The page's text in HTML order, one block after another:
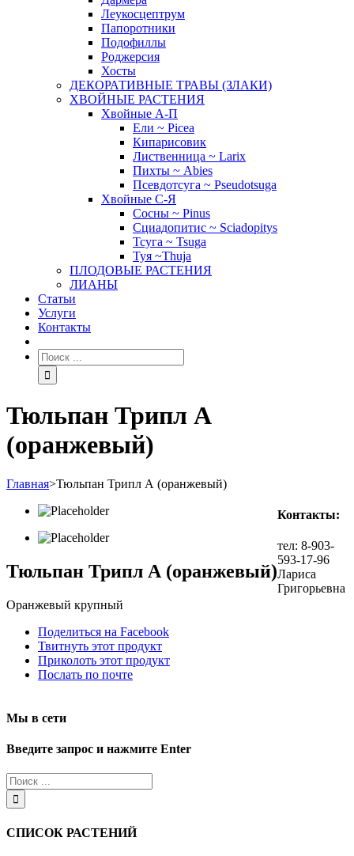
Леукосцептрум
Папоротники
Подофиллы
Роджерсия
Хосты
ДЕКОРАТИВНЫЕ ТРАВЫ (ЗЛАКИ)
ХВОЙНЫЕ РАСТЕНИЯ
Хвойные А-П
Ели ~ Picea
Кипарисовик
Лиственница ~ Larix
Пихты ~ Abies
Псевдотсуга ~ Pseudotsuga
Хвойные С-Я
Сосны ~ Pinus
Сциадопитис ~ Sciadopitys
Тсуга ~ Tsuga
Туя ~Thuja
ПЛОДОВЫЕ РАСТЕНИЯ
ЛИАНЫ
Статьи
Услуги
Контакты
Тюльпан Трипл А
(оранжевый)
Главная>Тюльпан Трипл А (оранжевый)
Тюльпан Трипл А (оранжевый)
Оранжевый крупный
Поделиться на Facebook
Твитнуть этот продукт
Приколоть этот продукт
Послать по почте
Мы в сети
Введите запрос и нажмите Enter
СПИСОК РАСТЕНИЙ
Контакты:
тел: 8-903-
593-17-96
Лариса
Григорьевна